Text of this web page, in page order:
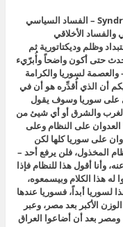
واضح السبب، فهذه هى مُتلازِمة – سندروم Syndrome – الفساد السياسي
والفساد الأخلاقي
وظلم وديكتاتورية ثم
حتى أكون واضحاً وأُبرّيء
والعصمة لسوريا والكرامة
أن الذي أُقدِّره هو أن في
على سوريا وسوف يقول
الغرب والشرق أو أي شيئ من
على النظام وعلى
على سوريا كلها لكن
المخذول، فلن يرفع أحد –
وأنا أقول هذا للنظام فإذا
هذا الكلام وبيسمعوه،
لسوريا أبداً، فسوريا عندها
الأكبر بعد مصر، وعبر
ومصر بعد أن أضاعوا العراق